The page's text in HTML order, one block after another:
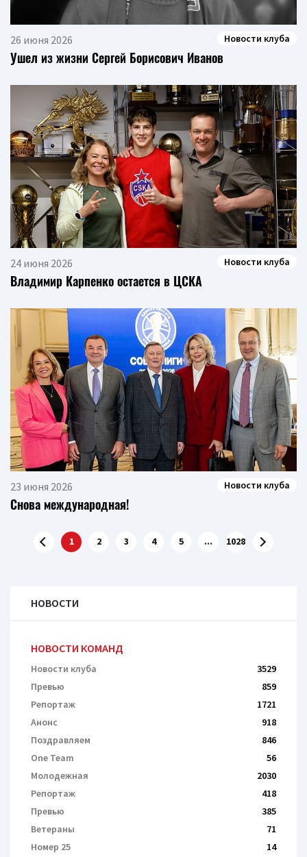
26 июня 2026 Новости клуба
Ушел из жизни Сергей Борисович Иванов
24 июня 2026 Новости клуба
Владимир Карпенко остается в ЦСКА
23 июня 2026 Новости клуба
Снова международная!
1 2 3 4 5 ... 1028
НОВОСТИ
НОВОСТИ КОМАНД
Новости клуба
3529
Превью
859
Репортаж
1721
Анонс
918
Поздравляем
846
One Team
56
Молодежная
2030
Репортаж
418
Превью
385
Ветераны
71
Номер 25
14